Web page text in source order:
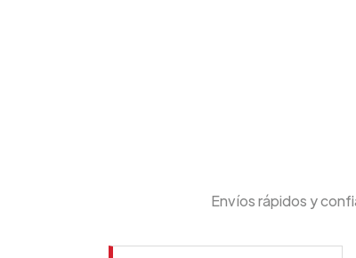
Envíos rápidos y